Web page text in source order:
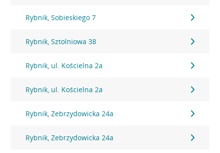
Rybnik, Sobieskiego 7
Rybnik, Sztolniowa 38
Rybnik, ul. Kościelna 2a
Rybnik, ul. Kościelna 2a
Rybnik, Zebrzydowicka 24a
Rybnik, Zebrzydowicka 24a